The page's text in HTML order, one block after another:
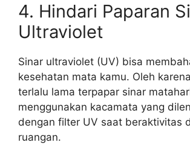
4. Hindari Paparan
Ultraviolet
Sinar ultraviolet (UV) bisa
kesehatan mata kamu. Oleh
terlalu lama terpapar sinar
menggunakan kacamata yang
dengan filter UV saat beraktivitas
ruangan.